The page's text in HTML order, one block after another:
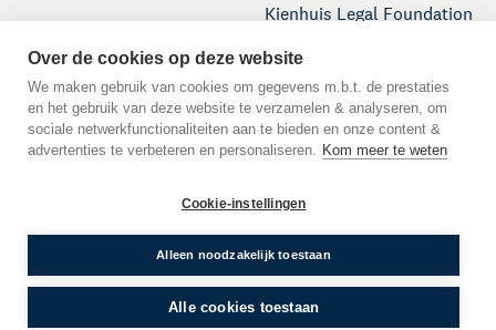
Taal:DEENNL
Kienhuis Legal Foundation
© 2026 Kienhuis Legal
WWFTAlgemene VoorwaardenPrivacyverklaringCookies
CrisisdienstKlachten en Geschillen
Over de cookies op deze website
We maken gebruik van cookies om gegevens m.b.t. de prestaties
en het gebruik van deze website te verzamelen & analyseren, om
sociale netwerkfunctionaliteiten aan te bieden en onze content &
advertenties te verbeteren en personaliseren. Kom meer te weten
Cookie-instellingen
Alleen noodzakelijk toestaan
Alle cookies toestaan